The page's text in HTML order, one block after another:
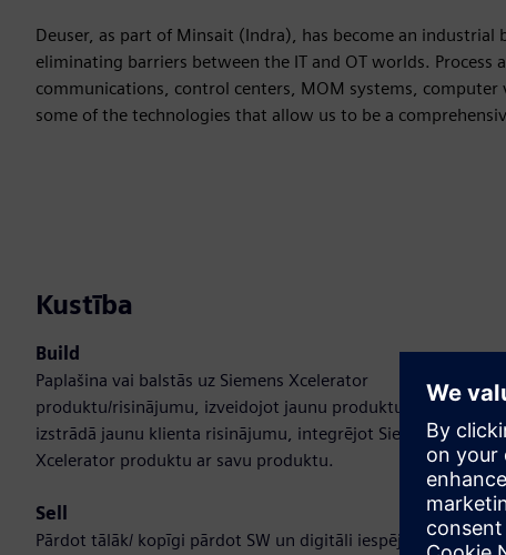
Deuser, as part of Minsait (Indra), has become an
eliminating barriers between the IT and OT worlds.
communications, control centers, MOM systems, computer
some of the technologies that allow us to be a
Kustība
Build
Paplašina vai balstās uz Siemens Xcelerator
produktu/risinājumu, izveidojot jaunu produktu, vai arī
izstrādā jaunu klienta risinājumu, integrējot Siemens
Xcelerator produktu ar savu produktu.
Sell
Pārdot tālāk/ kopīgi pārdot SW un digitāli iespējotu HW